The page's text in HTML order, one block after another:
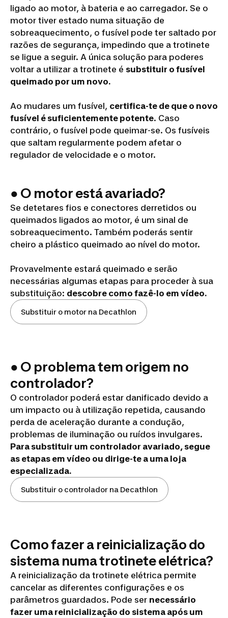
ligado ao motor, à bateria e ao carregador. Se o
motor tiver estado numa situação de
sobreaquecimento, o fusível pode ter saltado por
razões de segurança, impedindo que a trotinete
se ligue a seguir. A única solução para poderes
voltar a utilizar a trotinete é substituir o fusível
queimado por um novo.
Ao mudares um fusível, certifica-te de que o novo
fusível é suficientemente potente. Caso
contrário, o fusível pode queimar-se. Os fusíveis
que saltam regularmente podem afetar o
regulador de velocidade e o motor.
Substituição
do motor de
uma
trotinete
● O motor está avariado?
Se detetares fios e conectores derretidos ou
queimados ligados ao motor, é um sinal de
sobreaquecimento. Também poderás sentir
cheiro a plástico queimado ao nível do motor.
Provavelmente estará queimado e serão
necessárias algumas etapas para proceder à sua
substituição: descobre como fazê-lo em vídeo.
Substituir o motor na Decathlon
Substituição
de um
controlador
de trotinete
● O problema tem origem no
controlador?
O controlador poderá estar danificado devido a
um impacto ou à utilização repetida, causando
perda de aceleração durante a condução,
problemas de iluminação ou ruídos invulgares.
Para substituir um controlador avariado, segue
as etapas em vídeo ou dirige-te a uma loja
especializada.
Substituir o controlador na Decathlon
Como fazer a reinicialização do
sistema numa trotinete elétrica?
A reinicialização da trotinete elétrica permite
cancelar as diferentes configurações e os
parâmetros guardados. Pode ser necessário
fazer uma reinicialização do sistema após um